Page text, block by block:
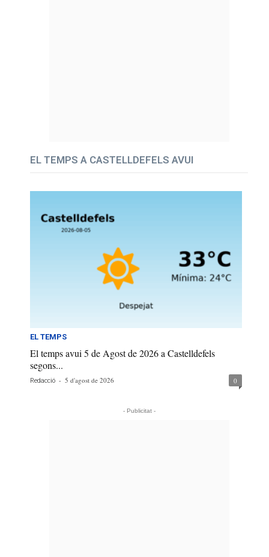
EL TEMPS A CASTELLDEFELS AVUI
EL TEMPS
El temps avui 5 de Agost de 2026 a Castelldefels
segons...
Redacció - 5 d'agost de 2026 0
- Publicitat -